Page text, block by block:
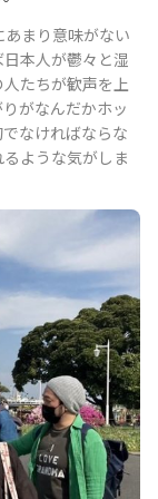
まり意味がない
本人が鬱々と湿
たちが歓声を上
がなんだかホッ
なければならな
ような気がしま